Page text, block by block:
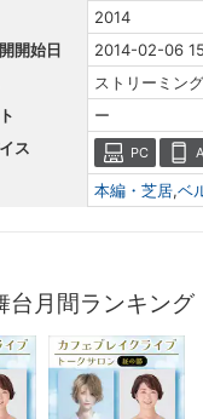
2014
開始日
2014-02-06
ストリーミン
ー
ス
PC
本編・芝居,ベ
台月間ランキング